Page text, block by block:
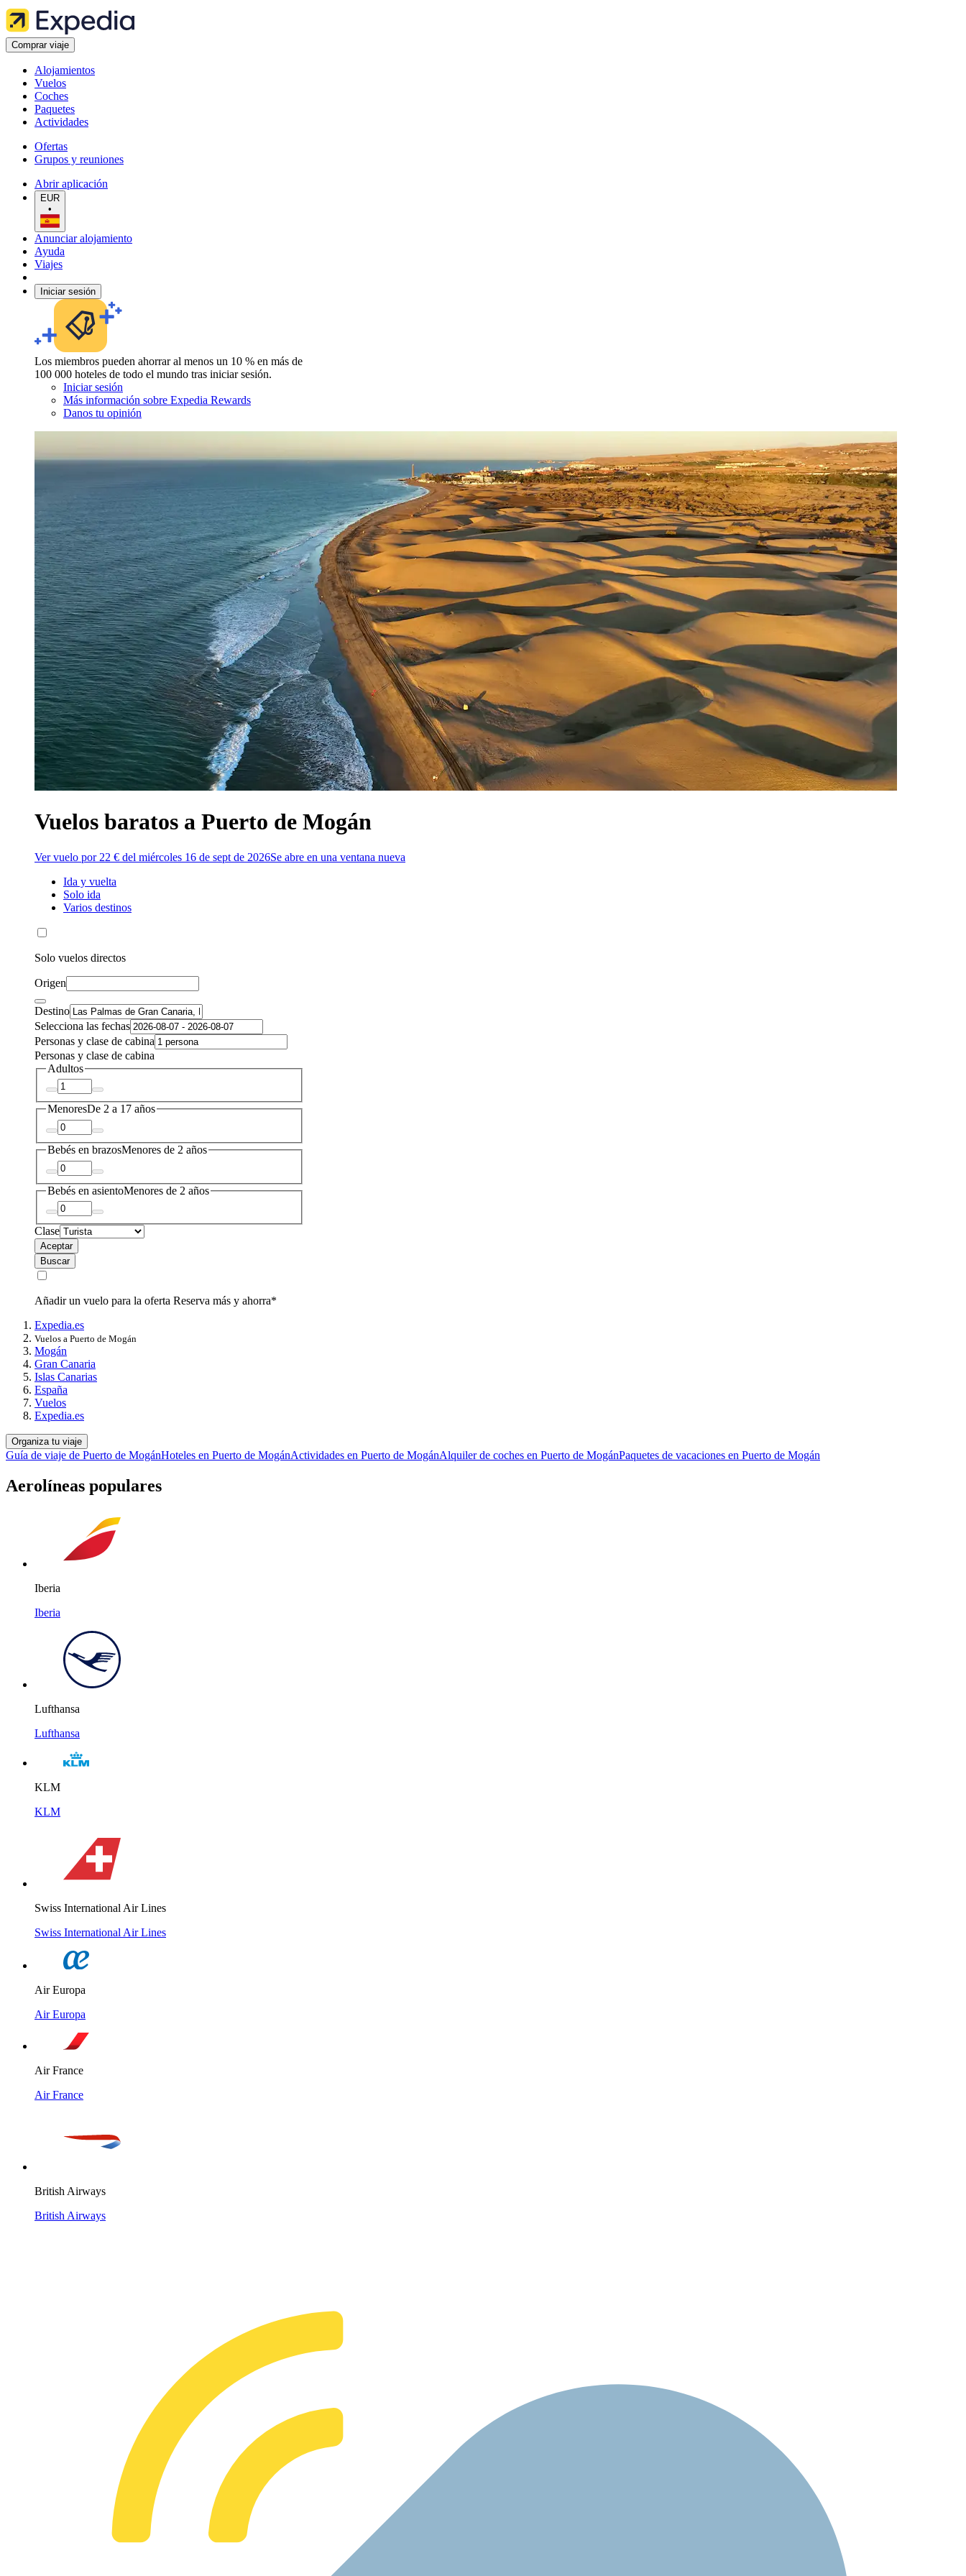
Comprar viaje
Alojamientos
Vuelos
Coches
Paquetes
Actividades
Ofertas
Grupos y reuniones
Abrir aplicación
EUR
•
Anunciar alojamiento
Ayuda
Viajes
Iniciar sesión
Los miembros pueden ahorrar al menos un 10 % en más de
100 000 hoteles de todo el mundo tras iniciar sesión.
Iniciar sesión
Más información sobre Expedia Rewards
Danos tu opinión
Vuelos baratos a Puerto de Mogán
Ver vuelo por 22 € del miércoles 16 de sept de 2026Se abre en una ventana nueva
Ida y vuelta
Solo ida
Varios destinos
Solo vuelos directos
Origen
Destino
Selecciona las fechas
Personas y clase de cabina
Personas y clase de cabina
Adultos
MenoresDe 2 a 17 años
Bebés en brazosMenores de 2 años
Bebés en asientoMenores de 2 años
Clase
Aceptar
Buscar
Añadir un vuelo para la oferta Reserva más y ahorra*
Expedia.es
Vuelos a Puerto de Mogán
Mogán
Gran Canaria
Islas Canarias
España
Vuelos
Expedia.es
Organiza tu viaje
Guía de viaje de Puerto de MogánHoteles en Puerto de MogánActividades en Puerto de MogánAlquiler de coches en Puerto de MogánPaquetes de vacaciones en Puerto de Mogán
Aerolíneas populares
Iberia
Iberia
Lufthansa
Lufthansa
KLM
KLM
Swiss International Air Lines
Swiss International Air Lines
Air Europa
Air Europa
Air France
Air France
British Airways
British Airways